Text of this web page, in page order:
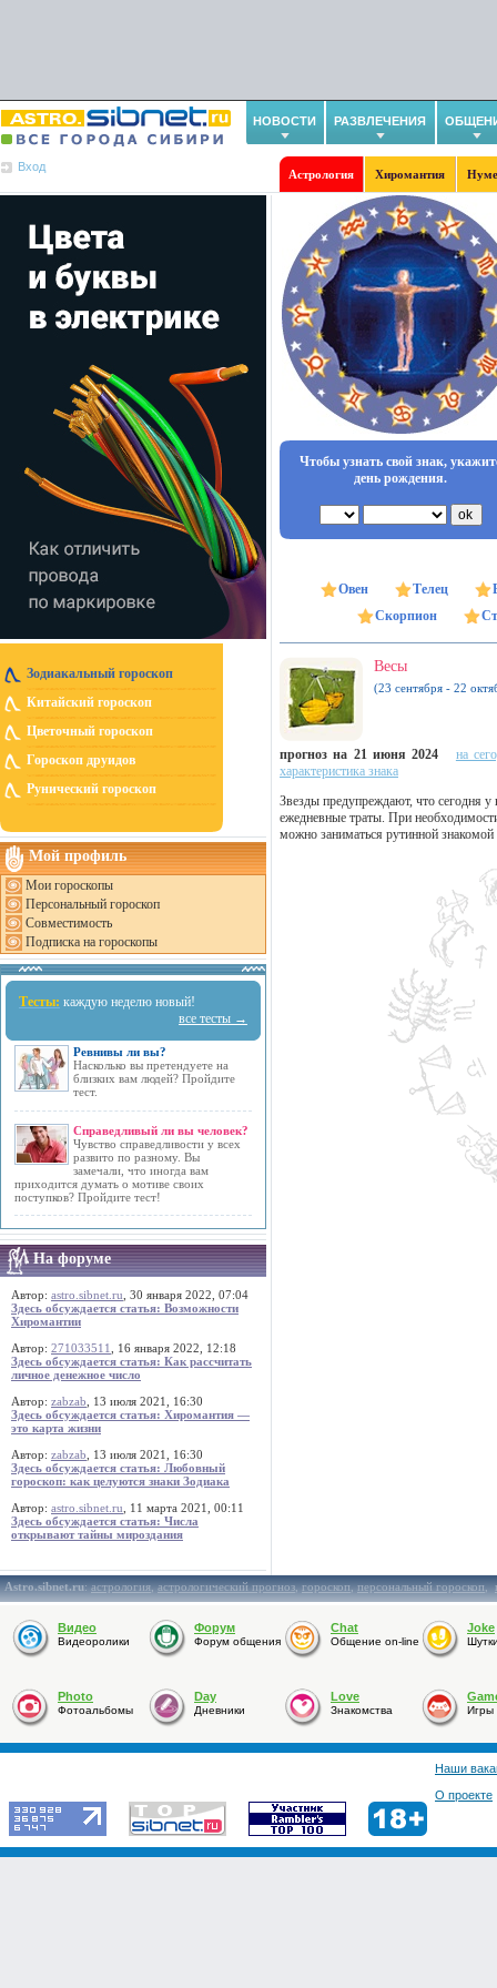
НОВОСТИ РАЗВЛЕЧЕНИЯ
Вход
Астрология Хиромантия
Зодиакальный гороскоп
Китайский гороскоп
Цветочный гороскоп
Гороскоп друидов
Рунический гороскоп
Мой профиль
Мои гороскопы
Персональный гороскоп
Совместимость
Подписка на гороскопы
Тесты: каждую неделю новый!
все тесты →
Ревнивы ли вы?
Насколько вы претендуете на
близких вам людей? Пройдите
тест.
Справедливый ли вы человек?
Чувство справедливости у всех
развито по разному. Вы
замечали, что иногда вам
приходится думать о мотиве своих
поступков? Пройдите тест!
На форуме
Автор: astro.sibnet.ru , 30 января 2022, 07:04
Здесь обсуждается статья: Возможности
Хиромантии
Автор: 271033511
, 16 января 2022, 12:18
Здесь обсуждается статья: Как рассчитать
личное денежное число
Автор: zabzab , 13 июля 2021, 16:30
Здесь обсуждается статья: Хиромантия —
это карта жизни
Автор: zabzab , 13 июля 2021, 16:30
Здесь обсуждается статья: Любовный
гороскоп: как целуются знаки Зодиака
Автор: astro.sibnet.ru , 11 марта 2021, 00:11
Здесь обсуждается статья: Числа
открывают тайны мироздания
Чтобы узнать свой знак,
день рождения.
Овен Телец
Скорпион
Весы
(23 сентября - 22
прогноз на 21 июня 2024
на
характеристика знака
Звезды предупреждают, что сегодня
ежедневные траты. При
можно заниматься рутинной
Astro.sibnet.ru:астрология,астрологический прогноз,гороскоп,персональный гороскоп,
Видео
Видеоролики
Форум
Форум общения
Chat
Общение on-line
Joke
Photo
Фотоальбомы
Day
Дневники
Love
Знакомства Игры
Наши
О проекте